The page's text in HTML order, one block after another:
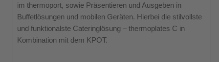
im thermoport, sowie Präsentieren und Ausgeben in
Buffetlösungen und mobilen Geräten. Hierbei die stilvollste
und funktionalste Cateringlösung – thermoplates C in
Kombination mit dem KPOT.